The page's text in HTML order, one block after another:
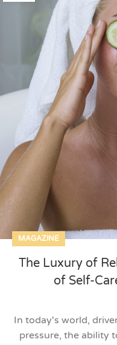
MAGAZINE
The Luxury of
of Self-
In today's world,
pressure, the ability